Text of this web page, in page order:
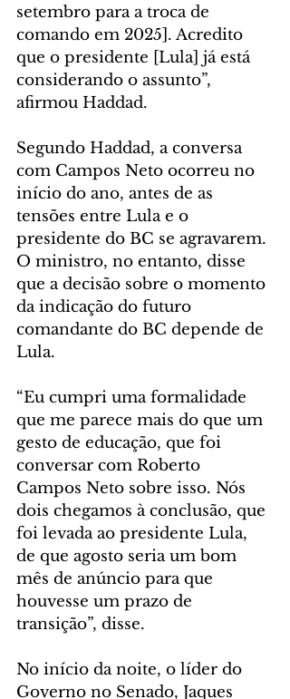
setembro para a troca de
comando em 2025]. Acredito
que o presidente [Lula] já está
considerando o assunto”,
afirmou Haddad.
Segundo Haddad, a conversa
com Campos Neto ocorreu no
início do ano, antes de as
tensões entre Lula e o
presidente do BC se agravarem.
O ministro, no entanto, disse
que a decisão sobre o momento
da indicação do futuro
comandante do BC depende de
Lula.
“Eu cumpri uma formalidade
que me parece mais do que um
gesto de educação, que foi
conversar com Roberto
Campos Neto sobre isso. Nós
dois chegamos à conclusão, que
foi levada ao presidente Lula,
de que agosto seria um bom
mês de anúncio para que
houvesse um prazo de
transição”, disse.
No início da noite, o líder do
Governo no Senado, Jaques